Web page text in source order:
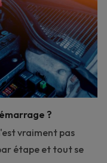
?
vraiment pas
étape et tout se